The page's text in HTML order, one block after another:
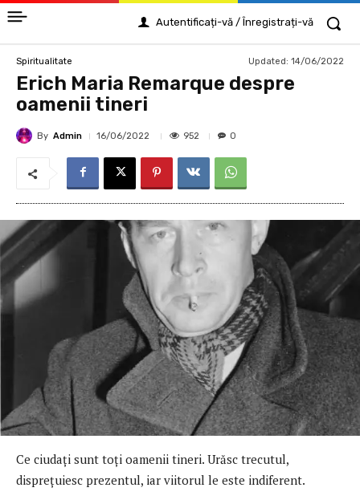
Autentificați-vă / Înregistrați-vă
Spiritualitate Updated: 14/06/2022
Erich Maria Remarque despre
oamenii tineri
By Admin 16/06/2022 952 0
Ce ciudaţi sunt toţi oamenii tineri. Urăsc trecutul,
dispreţuiesc prezentul, iar viitorul le este indiferent.